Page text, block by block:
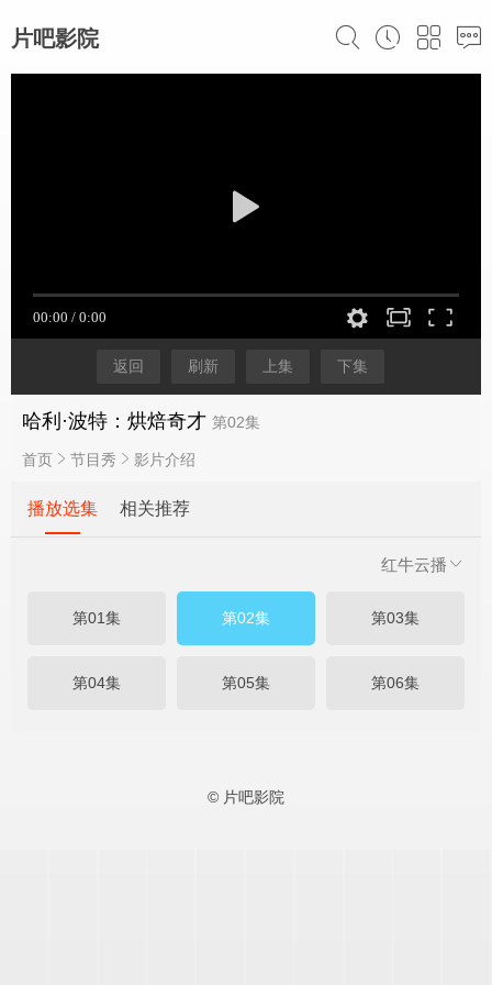
片吧影院
返回 刷新 上集 下集
哈利·波特：烘焙奇才 第02集
首页 节目秀 影片介绍
播放选集 相关推荐
红牛云播
第01集 第02集 第03集
第04集 第05集 第06集
© 片吧影院